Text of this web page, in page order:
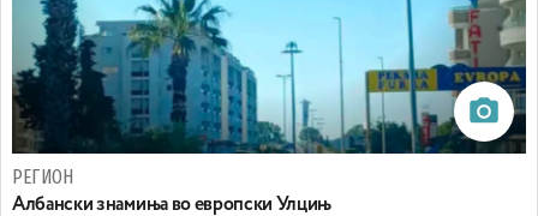
РЕГИОН
Aлбански знамиња во европски Улцињ